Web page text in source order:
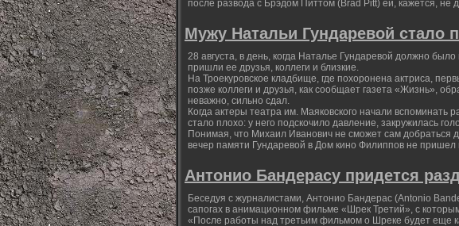
после развода с Брэдом Питтом (Brad Pitt) ей, кажется, не
Мужу Натальи Гундаревой стало
28 августа, в день, когда Наталье Гундаревой должно
пришли ее друзья, коллеги и близкие.
На Троекуровское кладбище, где похоронена актриса,
позже коллеги и друзья, как сообщает газета «Жизнь»,
неважно, сильно сдал.
Когда актеры театра им. Маяковского начали
стало плохо: у него подскочило давление, закружилась
Понимая, что Михаил Иванович не сможет сам добраться
вечер памяти Гундаревой в Дом кино Филиппов не пришел
Антонио Бандерасу придется
Беседуя с журналистами, Антонио Бандерас (Antonio
сапогах в анимационном фильме «Шрек Третий», с
«После работы над третьим фильмом о Шреке будет еще